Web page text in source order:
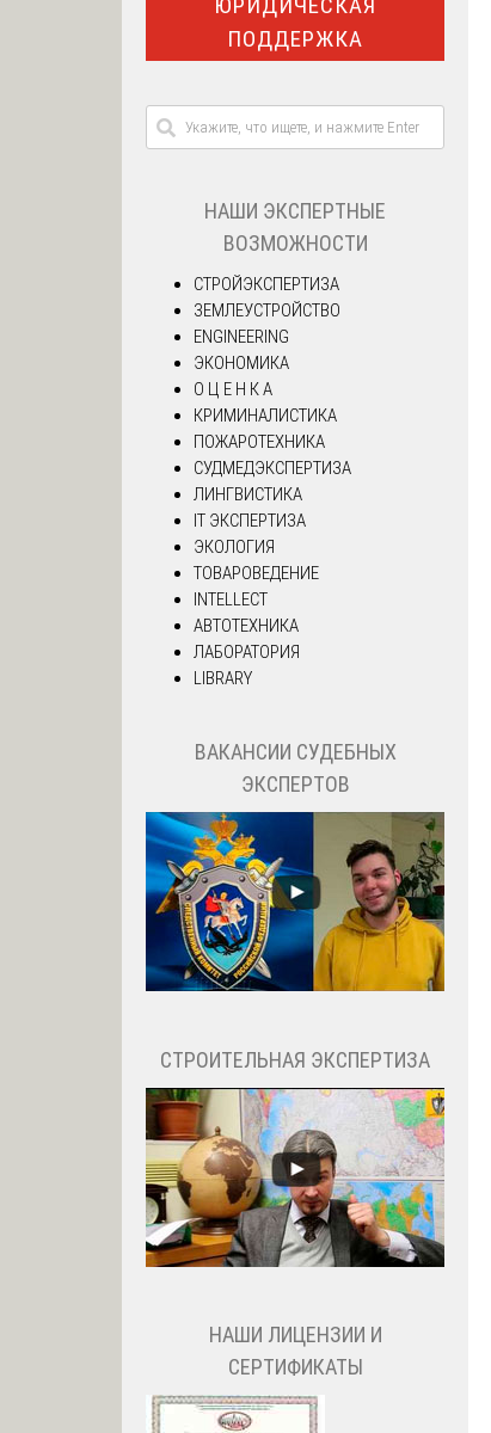
ПОДДЕРЖКА
НАШИ ЭКСПЕРТНЫЕ
ВОЗМОЖНОСТИ
СТРОЙЭКСПЕРТИЗА
ЗЕМЛЕУСТРОЙСТВО
ENGINEERING
ЭКОНОМИКА
О Ц Е Н К А
КРИМИНАЛИСТИКА
ПОЖАРОТЕХНИКА
СУДМЕДЭКСПЕРТИЗА
ЛИНГВИСТИКА
IT ЭКСПЕРТИЗА
ЭКОЛОГИЯ
ТОВАРОВЕДЕНИЕ
INTELLECT
АВТОТЕХНИКА
ЛАБОРАТОРИЯ
LIBRARY
ВАКАНСИИ СУДЕБНЫХ
ЭКСПЕРТОВ
СТРОИТЕЛЬНАЯ ЭКСПЕРТИЗА
НАШИ ЛИЦЕНЗИИ И
СЕРТИФИКАТЫ